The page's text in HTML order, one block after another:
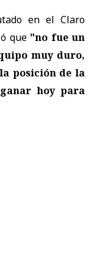
en el Claro
que "no fue un
muy duro,
posición de la
hoy para